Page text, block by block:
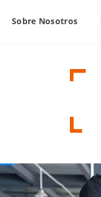
Sobre Nosotros